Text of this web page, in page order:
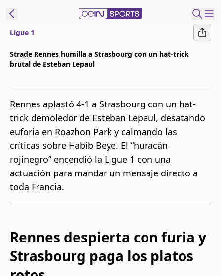
beIN XTRA
notificaciones
Programación
Contáctanos
Ligue 1
Strade Rennes humilla a Strasbourg con un hat-trick
brutal de Esteban Lepaul
Rennes aplastó 4-1 a Strasbourg con un hat-
trick demoledor de Esteban Lepaul, desatando
euforia en Roazhon Park y calmando las
críticas sobre Habib Beye. El “huracán
rojinegro” encendió la Ligue 1 con una
actuación para mandar un mensaje directo a
toda Francia.
Rennes despierta con furia y
Strasbourg paga los platos